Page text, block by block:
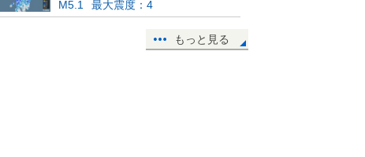
M5.1
最大震度：4
もっと見る